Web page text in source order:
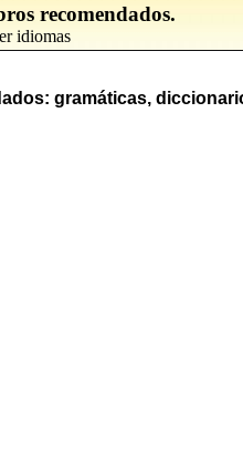
recomendados.
idiomas
gramáticas,